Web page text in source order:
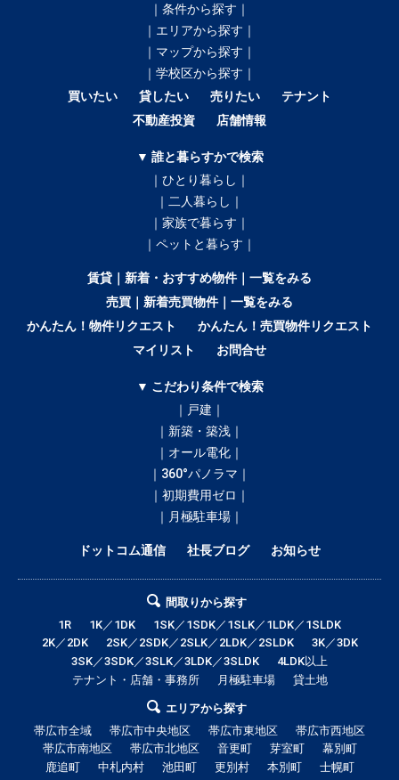
｜条件から探す｜
｜エリアから探す｜
｜マップから探す｜
｜学校区から探す｜
買いたい
貸したい 売りたい
テナント
不動産投資
店舗情報
▼ 誰と暮らすかで検索
｜ひとり暮らし｜
｜二人暮らし｜
｜家族で暮らす｜
｜ペットと暮らす｜
賃貸｜新着・おすすめ物件｜一覧をみる
売買｜新着売買物件｜一覧をみる
かんたん！物件リクエスト
かんたん！売買物件リクエスト
マイリスト
お問合せ
▼ こだわり条件で検索
｜戸建｜
｜新築・築浅｜
｜オール電化｜
｜360°パノラマ｜
｜初期費用ゼロ｜
｜月極駐車場｜
ドットコム通信 社長ブログ お知らせ
間取りから探す
1R
1K／1DK
1SK／1SDK／1SLK／1LDK／1SLDK
2K／2DK
2SK／2SDK／2SLK／2LDK／2SLDK
3K／3DK
3SK／3SDK／3SLK／3LDK／3SLDK
4LDK以上
テナント・店舗・事務所
月極駐車場 貸土地
エリアから探す
帯広市全域
帯広市中央地区 帯広市東地区
帯広市西地区
帯広市南地区
帯広市北地区 音更町 芽室町
幕別町
鹿追町
中札内村 池田町 更別村 本別町
士幌町